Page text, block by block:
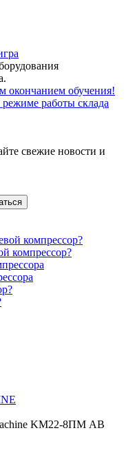
окончанием обучения!
работы склада
свежие новости и
компрессор?
KM22-8ПМ AB